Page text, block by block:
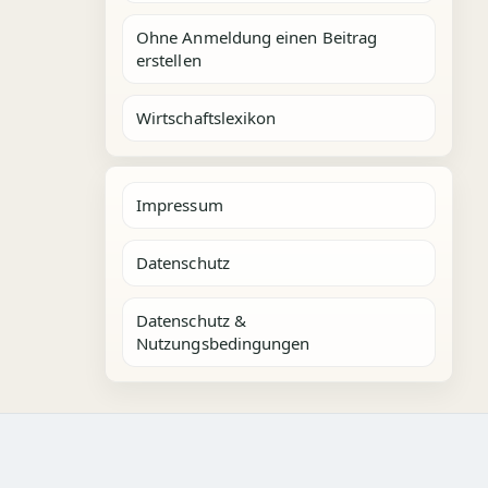
Ohne Anmeldung einen Beitrag
erstellen
Wirtschaftslexikon
Impressum
Datenschutz
Datenschutz &
Nutzungsbedingungen